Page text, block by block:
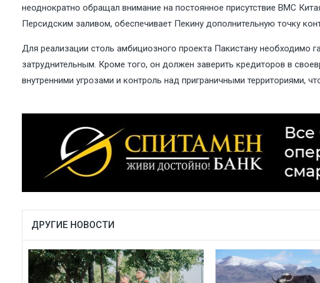
неоднократно обращал внимание на постоянное присутствие ВМС
Персидским заливом, обеспечивает Пекину дополнительную точку
Для реализации столь амбициозного проекта Пакистану необходимо
затруднительным. Кроме того, он должен заверить кредиторов в
внутренними угрозами и контроль над приграничными территориями,
ДРУГИЕ НОВОСТИ